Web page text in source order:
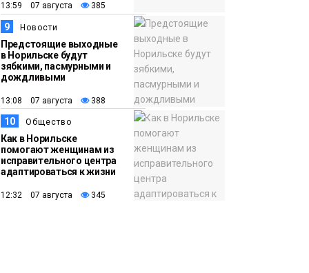
13:59 07 августа 385
9 Новости
Предстоящие выходные
в Норильске будут
зябкими, пасмурными и
дождливыми
13:08 07 августа 388
10 Общество
Как в Норильске
помогают женщинам из
исправительного центра
адаптироваться к жизни
12:32 07 августа 345